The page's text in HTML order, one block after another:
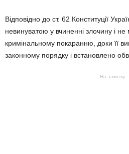
Відповідно до ст. 62 Конституції
невинуватою у вчиненні злочину і
кримінальному покаранню, доки її
законному порядку і встановлено
На замітку